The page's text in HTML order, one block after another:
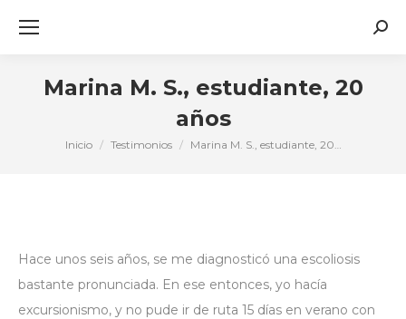
Marina M. S., estudiante, 20
años
Estás aquí:
Inicio Testimonios Marina M. S., estudiante, 20…
Hace unos seis años, se me diagnosticó una escoliosis
bastante pronunciada. En ese entonces, yo hacía
excursionismo, y no pude ir de ruta 15 días en verano con